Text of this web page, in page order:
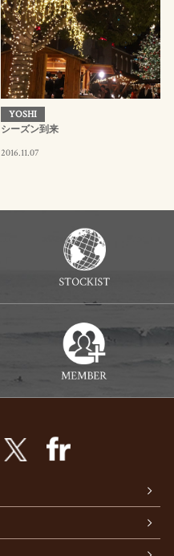
YOSHI
シーズン到来
2016.11.07